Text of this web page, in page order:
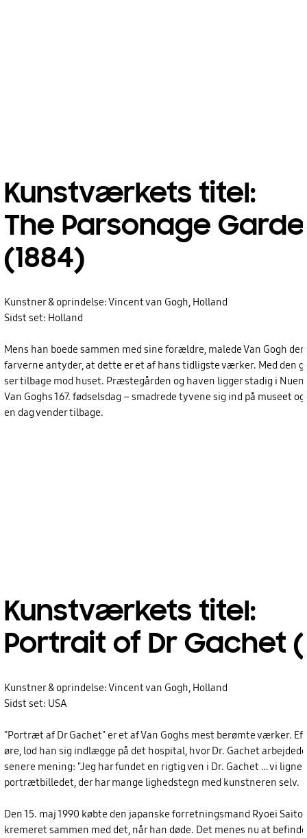
Kunstværkets titel:
The Parsonage
(1884)
Kunstner & oprindelse: Vincent van Gogh, Holland
Sidst set: Holland
Mens han boede sammen med sine forældre, malede Van Gogh
farverne antyder, at dette er et af hans tidligste værker. Med den
ser tilbage mod huset. Præstegården og haven ligger stadig i
Van Goghs 167. fødselsdag – smadrede tyvene sig ind på museet
en dag vender tilbage.
Kunstværkets titel:
Portrait of Dr Gachet
Kunstner & oprindelse: Vincent van Gogh, Holland
Sidst set: USA
"Portræt af Dr Gachet" er et af Van Goghs mest berømte værker.
øre, lod han sig indlægge på det hospital, hvor Dr. Gachet
senere mening: "Jeg har fundet en rigtig ven i Dr. Gachet … vi
portrætbilledet, der har mange lighedstegn med kunstneren selv.
Den 15. maj 1990 købte den japanske forretningsmand Ryoei
kremeret sammen med det, når han døde. Det menes nu at